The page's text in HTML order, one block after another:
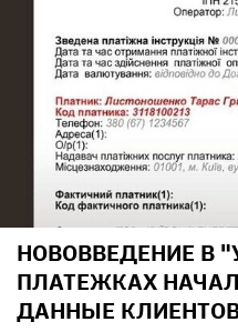
НОВОВВЕДЕНИЕ В
ПЛАТЕЖКАХ
ДАННЫЕ